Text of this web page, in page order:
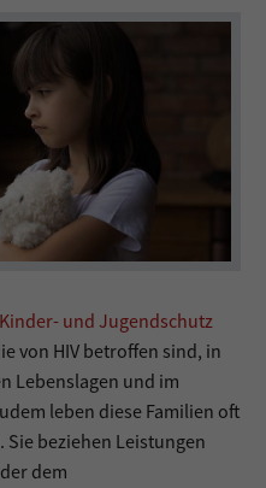
und Jugendschutz
von HIV betroffen sind, in
Lebenslagen und im
leben diese Familien oft
beziehen Leistungen
dem